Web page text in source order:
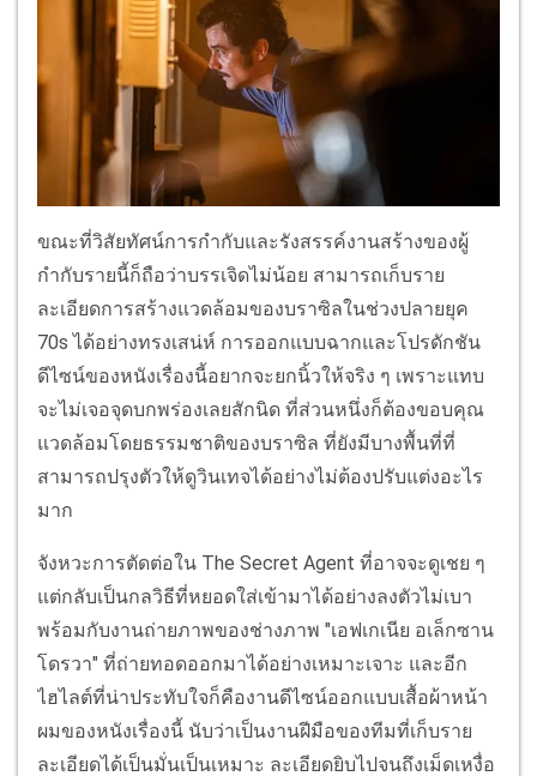
ขณะที่วิสัยทัศน์การกำกับและรังสรรค์งานสร้างของผู้
กำกับรายนี้ก็ถือว่าบรรเจิดไม่น้อย สามารถเก็บราย
ละเอียดการสร้างแวดล้อมของบราซิลในช่วงปลายยุค
70s ได้อย่างทรงเสน่ห์ การออกแบบฉากและโปรดักชัน
ดีไซน์ของหนังเรื่องนี้อยากจะยกนิ้วให้จริง ๆ เพราะแทบ
จะไม่เจอจุดบกพร่องเลยสักนิด ที่ส่วนหนึ่งก็ต้องขอบคุณ
แวดล้อมโดยธรรมชาติของบราซิล ที่ยังมีบางพื้นที่ที่
สามารถปรุงตัวให้ดูวินเทจได้อย่างไม่ต้องปรับแต่งอะไร
มาก
จังหวะการตัดต่อใน The Secret Agent ที่อาจจะดูเชย ๆ
แต่กลับเป็นกลวิธีที่หยอดใส่เข้ามาได้อย่างลงตัวไม่เบา
พร้อมกับงานถ่ายภาพของช่างภาพ "เอฟเกเนีย อเล็กซาน
โดรวา" ที่ถ่ายทอดออกมาได้อย่างเหมาะเจาะ และอีก
ไฮไลต์ที่น่าประทับใจก็คืองานดีไซน์ออกแบบเสื้อผ้าหน้า
ผมของหนังเรื่องนี้ นับว่าเป็นงานฝีมือของทีมที่เก็บราย
ละเอียดได้เป็นมั่นเป็นเหมาะ ละเอียดยิบไปจนถึงเม็ดเหงื่อ